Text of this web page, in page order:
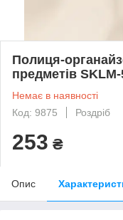
Полиця-
предметів
Немає в наявності
Код: 9875
Роздріб
253 ₴
Опис